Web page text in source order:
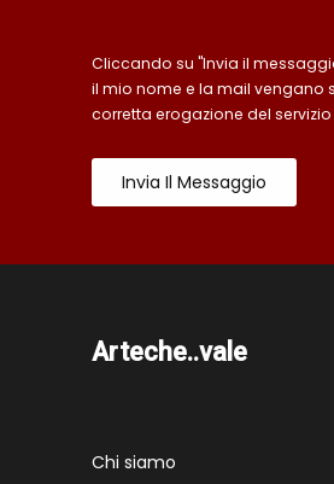
Cliccando su "Invia il
il mio nome e la mail vengano
corretta erogazione del servizio
Invia Il Messaggio
Arteche..vale
Chi siamo